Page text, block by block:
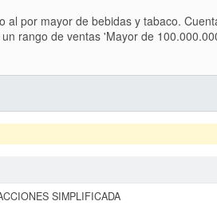
al por mayor de bebidas y tabaco.
rango de ventas 'Mayor de
SIMPLIFICADA